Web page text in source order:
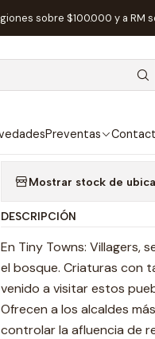
Preventas
sobre $100.000 y a RM
Towns: Villagers -
Tiny Towns:
Agregar a la lista
Mostrar stock de
DESCRIPCIÓN
En Tiny Towns: Villagers,
el bosque. Criaturas con
venido a visitar estos
Ofrecen a los alcaldes
controlar la afluencia de